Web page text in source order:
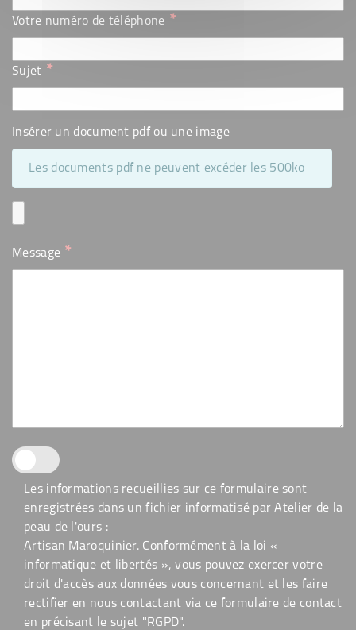
Votre numéro de téléphone *
Sujet *
Insérer un document pdf ou une image
Les documents pdf ne peuvent excéder les 500ko
Message *
Les informations recueillies sur ce formulaire sont
enregistrées dans un fichier informatisé par Atelier de la
peau de l'ours :
Artisan Maroquinier. Conformément à la loi «
informatique et libertés », vous pouvez exercer votre
droit d'accès aux données vous concernant et les faire
rectifier en nous contactant via ce formulaire de contact
en précisant le sujet "RGPD".